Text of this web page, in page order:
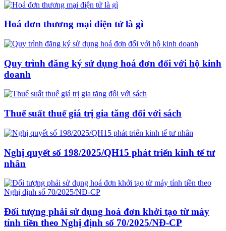
Hoá đơn thương mại điện tử là gì
Quy trình đăng ký sử dụng hoá đơn đối với hộ kinh
doanh
Thuế suất thuế giá trị gia tăng đối với sách
Nghị quyết số 198/2025/QH15 phát triển kinh tế tư
nhân
Đối tượng phải sử dụng hoá đơn khởi tạo từ máy
tính tiền theo Nghị định số 70/2025/NĐ-CP